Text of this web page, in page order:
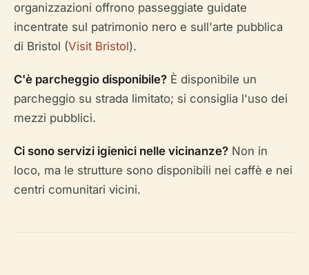
organizzazioni offrono passeggiate guidate
incentrate sul patrimonio nero e sull'arte pubblica
di Bristol (Visit Bristol).
C'è parcheggio disponibile? È disponibile un
parcheggio su strada limitato; si consiglia l'uso dei
mezzi pubblici.
Ci sono servizi igienici nelle vicinanze? Non in
loco, ma le strutture sono disponibili nei caffè e nei
centri comunitari vicini.